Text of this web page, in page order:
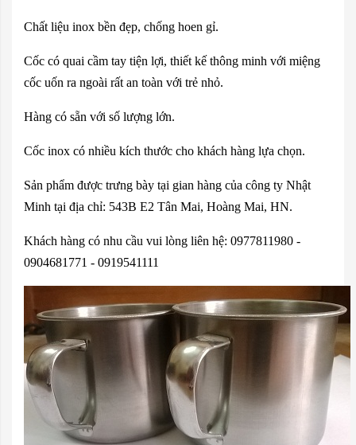
Chất liệu inox bền đẹp, chống hoen gỉ.
Cốc có quai cầm tay tiện lợi, thiết kế thông minh với miệng
cốc uốn ra ngoài rất an toàn với trẻ nhỏ.
Hàng có sẵn với số lượng lớn.
Cốc inox có nhiều kích thước cho khách hàng lựa chọn.
Sản phẩm được trưng bày tại gian hàng của công ty Nhật
Minh tại địa chỉ: 543B E2 Tân Mai, Hoàng Mai, HN.
Khách hàng có nhu cầu vui lòng liên hệ: 0977811980 -
0904681771 - 0919541111